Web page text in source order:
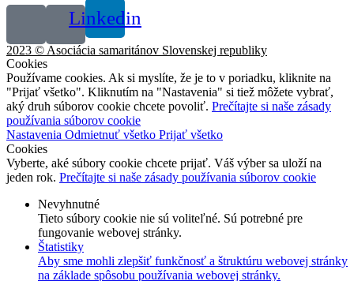
Linkedin
2023 © Asociácia samaritánov Slovenskej republiky
Cookies
Používame cookies. Ak si myslíte, že je to v poriadku, kliknite na
"Prijať všetko". Kliknutím na "Nastavenia" si tiež môžete vybrať,
aký druh súborov cookie chcete povoliť. Prečítajte si naše zásady
používania súborov cookie
Nastavenia Odmietnuť všetko Prijať všetko
Cookies
Vyberte, aké súbory cookie chcete prijať. Váš výber sa uloží na
jeden rok. Prečítajte si naše zásady používania súborov cookie
Nevyhnutné
Tieto súbory cookie nie sú voliteľné. Sú potrebné pre
fungovanie webovej stránky.
Štatistiky
Aby sme mohli zlepšiť funkčnosť a štruktúru webovej stránky
na základe spôsobu používania webovej stránky.